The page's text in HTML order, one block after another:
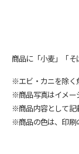
商品に「小麦」「そ
※エビ・カニを除く
※商品写真はイメー
※商品内容として記
※商品の色は、印刷